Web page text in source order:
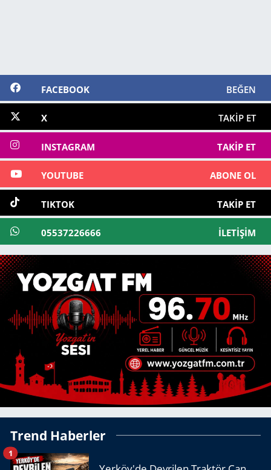
FACEBOOK BEĞEN
X TAKIP ET
INSTAGRAM TAKIP ET
YOUTUBE ABONE OL
TIKTOK TAKIP ET
05537226666 İLETIŞIM
Trend Haberler
1